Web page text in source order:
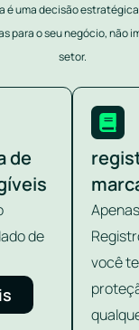
é uma decisão
para o seu negócio, não
setor.
de
de
você